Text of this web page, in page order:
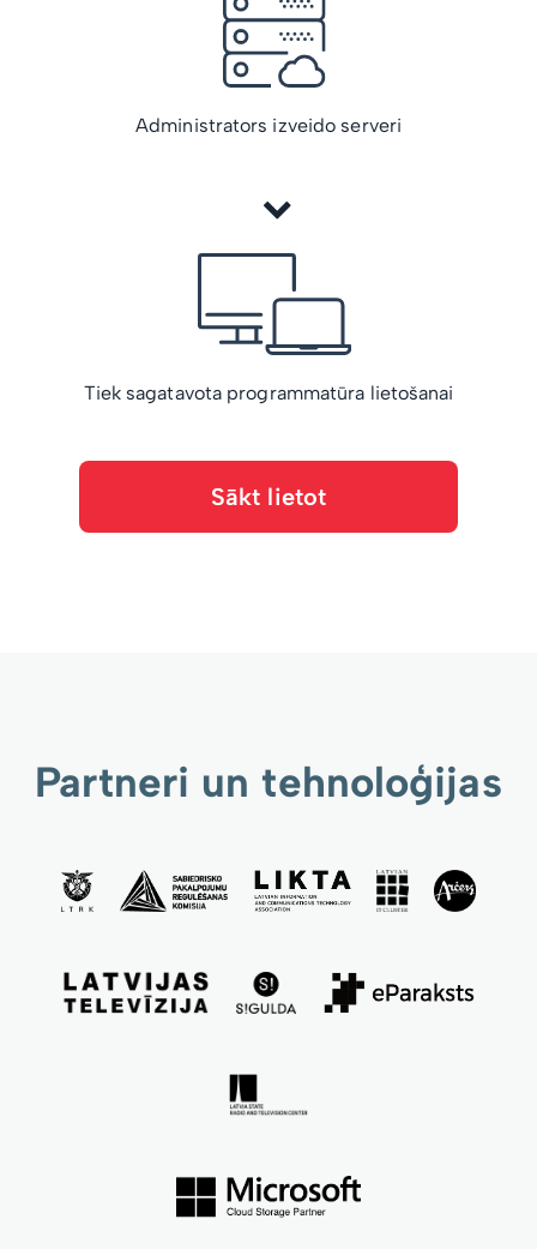
Administrators izveido serveri
Tiek sagatavota programmatūra lietošanai
Sākt lietot
Partneri un tehnoloģijas